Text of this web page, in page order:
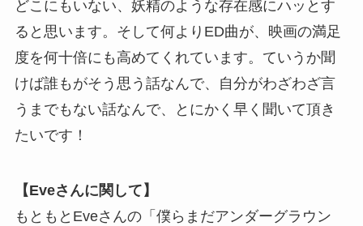
どこにもいない、妖精のような存在感にハッとす
ると思います。そして何よりED曲が、映画の満足
度を何十倍にも高めてくれています。ていうか聞
けば誰もがそう思う話なんで、自分がわざわざ言
うまでもない話なんで、とにかく早く聞いて頂き
たいです！
【Eveさんに関して】
もともとEveさんの「僕らまだアンダーグラウン